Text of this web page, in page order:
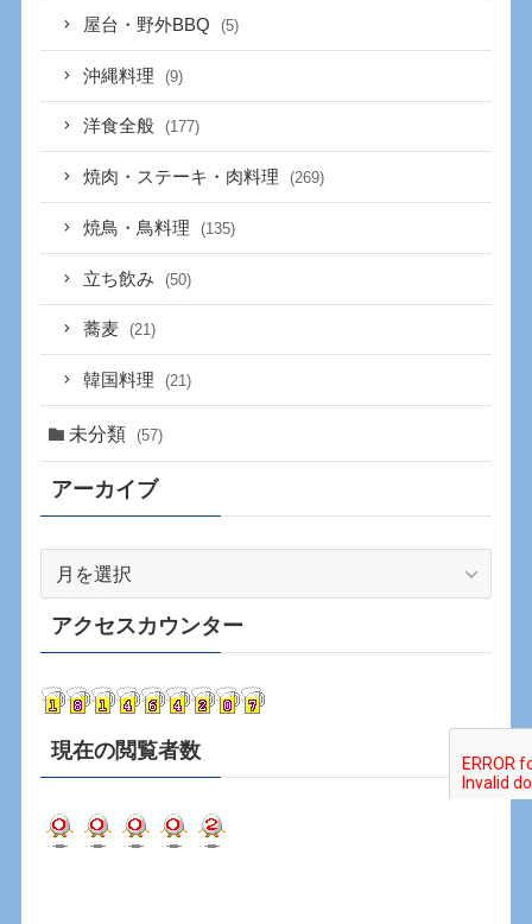
屋台・野外BBQ (5)
沖縄料理 (9)
洋食全般 (177)
焼肉・ステーキ・肉料理 (269)
焼鳥・鳥料理 (135)
立ち飲み (50)
蕎麦 (21)
韓国料理 (21)
未分類 (57)
アーカイブ
カ
イ
アクセスカウンター
現在の閲覧者数